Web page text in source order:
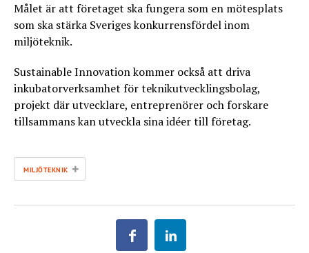
Målet är att företaget ska fungera som en mötesplats
som ska stärka Sveriges konkurrensfördel inom
miljöteknik.
Sustainable Innovation kommer också att driva
inkubatorverksamhet för teknikutvecklingsbolag,
projekt där utvecklare, entreprenörer och forskare
tillsammans kan utveckla sina idéer till företag.
MILJÖTEKNIK +